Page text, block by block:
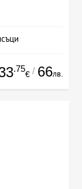
.75
€ / 66лв.